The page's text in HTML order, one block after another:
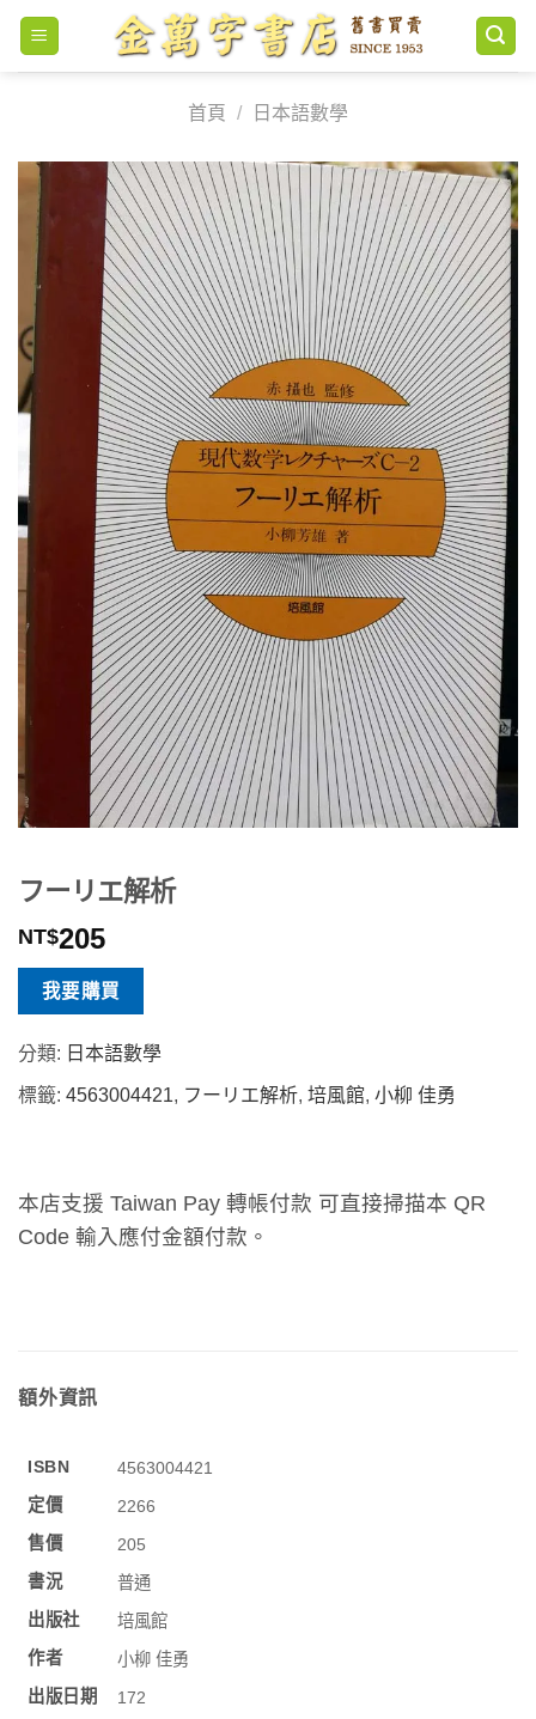
Skip
content
首頁
/ 日本語數學
フーリエ解析
NT$205
我要購買
分類: 日本語數學
標籤: 4563004421, フーリエ解析, 培風館, 小柳 佳勇
本店支援 Taiwan Pay 轉帳付款 可直接掃描本 QR
Code 輸入應付金額付款。
額外資訊
ISBN
4563004421
定價
2266
售價
205
書況
普通
出版社
培風館
作者
小柳 佳勇
出版日期
172